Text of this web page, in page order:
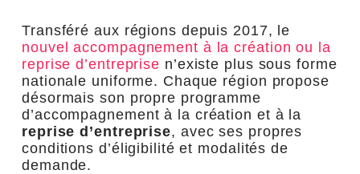
Transféré aux régions depuis 2017, le
nouvel accompagnement à la création ou la
reprise d’entreprise n’existe plus sous forme
nationale uniforme. Chaque région propose
désormais son propre programme
d’accompagnement à la création et à la
reprise d’entreprise, avec ses propres
conditions d’éligibilité et modalités de
demande.